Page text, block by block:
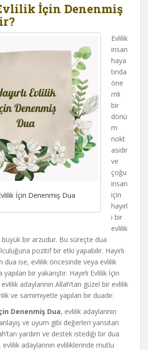
İçin Denenmiş
İçin Denenmiş Dua
Evlilik
insan
haya
tında
öne
mli
bir
dönü
m
nokt
asıdır
ve
çoğu
insan
için
hayırl
ı bir
evlilik
bir arzudur. Bu süreçte dua
pozitif bir etki yapabilir. Hayırlı
dua ise, evlilik öncesinde veya evlilik
yapılan bir yakarıştır. Hayırlı Evlilik İçin
adaylarının Allah’tan güzel bir evlilik
ve samimiyetle yapılan bir duadır.
Denenmiş Dua, evlilik adaylarının
ve uyum gibi değerleri yansıtan
yardım ve destek istediği bir dua
adaylarının evliliklerinde mutlu